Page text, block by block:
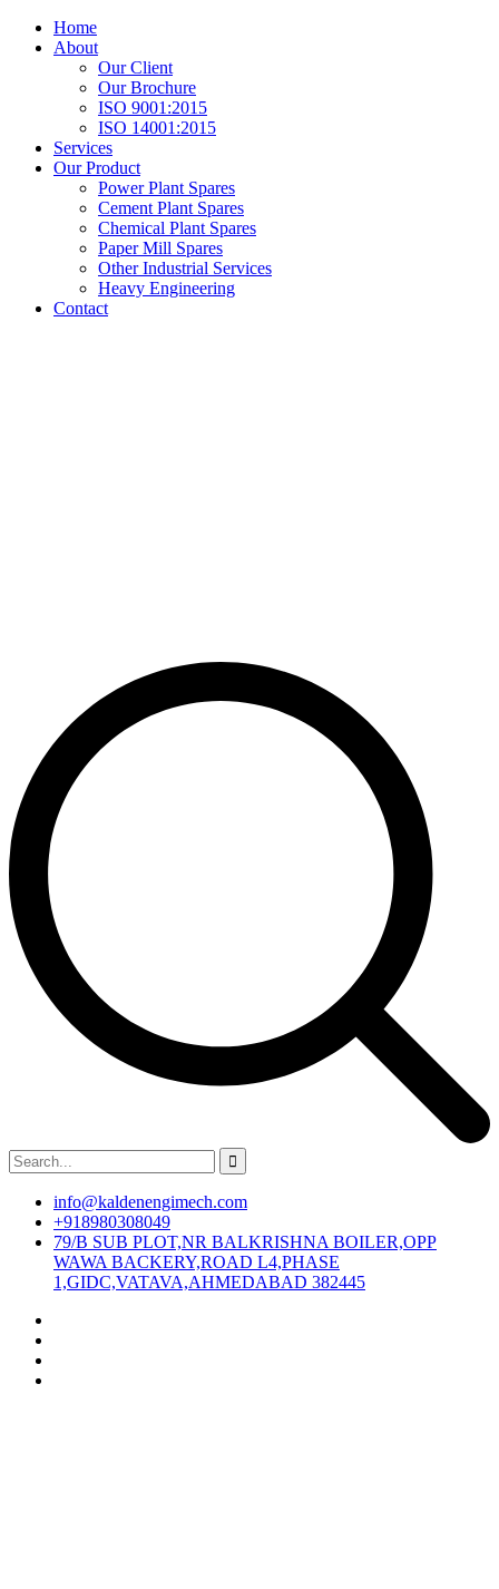
Home
About
Our Client
Our Brochure
ISO 9001:2015
ISO 14001:2015
Services
Our Product
Power Plant Spares
Cement Plant Spares
Chemical Plant Spares
Paper Mill Spares
Other Industrial Services
Heavy Engineering
Contact
info@kaldenengimech.com
+918980308049
79/B SUB PLOT,NR BALKRISHNA BOILER,OPP
WAWA BACKERY,ROAD L4,PHASE
1,GIDC,VATAVA,AHMEDABAD 382445